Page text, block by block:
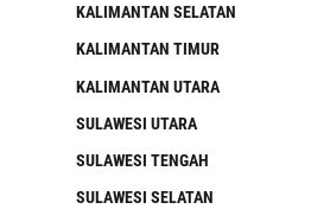
KALIMANTAN SELATAN
KALIMANTAN TIMUR
KALIMANTAN UTARA
SULAWESI UTARA
SULAWESI TENGAH
SULAWESI SELATAN